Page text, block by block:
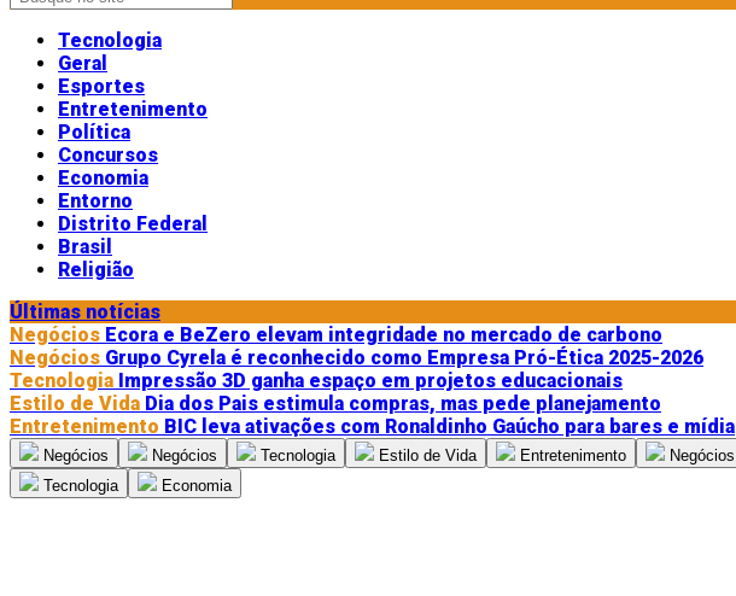
Tecnologia
Geral
Esportes
Entretenimento
Política
Concursos
Economia
Entorno
Distrito Federal
Brasil
Religião
Últimas notícias
Negócios Ecora e BeZero elevam integridade no mercado de carbono
Negócios Grupo Cyrela é reconhecido como Empresa Pró-Ética 2025-2026
Tecnologia Impressão 3D ganha espaço em projetos educacionais
Estilo de Vida Dia dos Pais estimula compras, mas pede planejamento
Entretenimento BIC leva ativações com Ronaldinho Gaúcho para bares e mídia
Negócios Negócios Tecnologia Estilo de Vida Entretenimento Negócios
Tecnologia
Economia